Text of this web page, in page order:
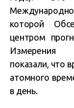
которой
центром
Измерения
показали, что
атомного
в день.